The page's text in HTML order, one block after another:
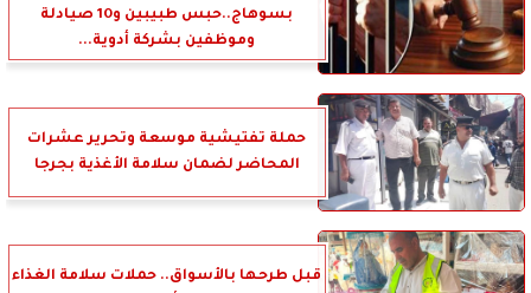
بسوهاج..حبس طبيبين و10 صيادلة
وموظفين بشركة أدوية...
حملة تفتيشية موسعة وتحرير عشرات
المحاضر لضمان سلامة الأغذية بجرجا
قبل طرحها بالأسواق.. حملات سلامة الغذاء